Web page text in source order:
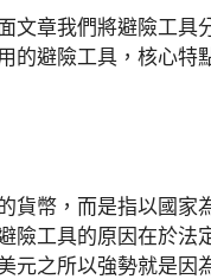
文章我們將避險工
的避險工具，核心
貨幣，而是指以國
險工具的原因在於
元之所以強勢就是